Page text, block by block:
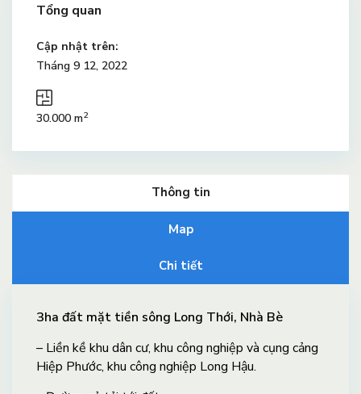
Tổng quan
Cập nhật trên:
Tháng 9 12, 2022
30.000 m2
Thông tin
Map
Chi tiết
3ha đất mặt tiền sông Long Thới, Nhà Bè
– Liền kề khu dân cư, khu công nghiệp và cụng cảng
Hiệp Phước, khu công nghiệp Long Hậu.